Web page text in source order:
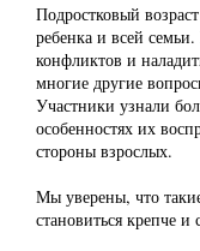
Подростковый
ребенка и всей
конфликтов и
многие другие
Участники узнали
особенностях их
стороны взрослых.
Мы уверены, что
становиться крепче и